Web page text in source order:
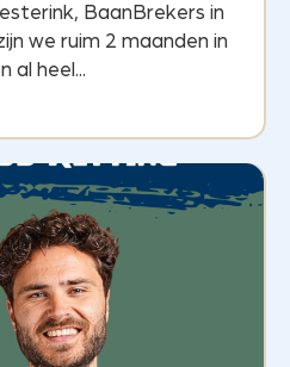
BaanBrekers in
we ruim 2 maanden in
al heel...